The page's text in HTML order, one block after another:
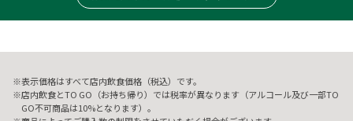
表示価格はすべて店内飲食価格（税込）です。
店内飲食とTO GO（お持ち帰り）では税率が異なります（アルコール及び一部TO
GO不可商品は10%となります）。